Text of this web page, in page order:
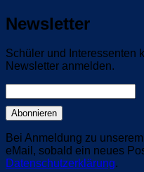
Newsletter
Schüler und Interessenten
Newsletter anmelden.
Bei Anmeldung zu
eMail, sobald ein neues
Datenschutzerklärung.